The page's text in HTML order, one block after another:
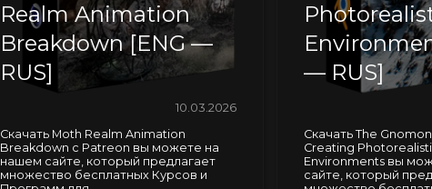
Realm Animation
Breakdown [ENG —
RUS]
10.03.2026
Скачать Moth Realm Animation
Breakdown с Patreon вы можете на
нашем сайте, который предлагает
множество бесплатных Курсов и
— RUS]
Скачать The
Creating
Environments вы
сайте, который